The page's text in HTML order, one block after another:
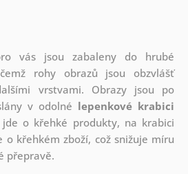
vás jsou zabaleny do hrubé
rohy obrazů jsou obzvlášť
vrstvami. Obrazy jsou po
v odolné lepenkové krabici
o křehké produkty, na krabici
o křehkém zboží, což snižuje míru
přepravě.